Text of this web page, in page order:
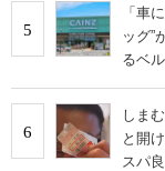
5
「車
ッグ”
るベ
6
しま
と開
スパ